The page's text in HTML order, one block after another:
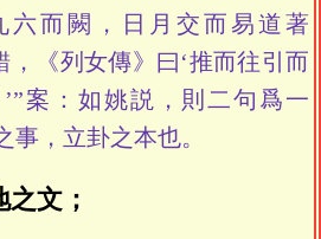
六而闕，日月交而易道著
，《列女傳》曰‘推而往引而
案：如姚説，則二句爲一
事，立卦之本也。
文；